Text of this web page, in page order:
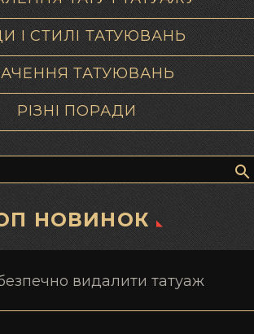
І СТИЛІ ТАТУЮВАНЬ
ТАТУЮВАНЬ
РІЗНІ ПОРАДИ
НОВИНОК
видалити татуаж